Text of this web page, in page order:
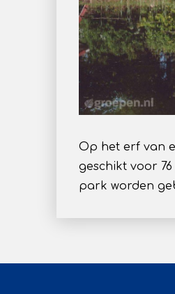
Op het erf van
geschikt voor
park worden